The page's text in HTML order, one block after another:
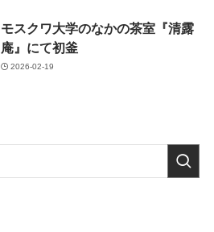
モスクワ大学のなかの茶室『清露
庵』にて初釜
2026-02-19